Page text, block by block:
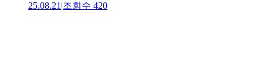
25.08.21 |조회수 420